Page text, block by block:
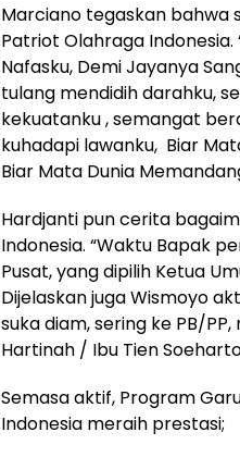
Marciano tegaskan bahwa
Patriot Olahraga
Nafasku, Demi Jayanya
tulang mendidih darahku,
kekuatanku , semangat
kuhadapi lawanku, Biar
Biar Mata Dunia
Hardjanti pun cerita
Indonesia. “Waktu Bapak
Pusat, yang dipilih Ketua
Dijelaskan juga Wismoyo
suka diam, sering ke PB/
Hartinah / Ibu Tien
Semasa aktif, Program
Indonesia meraih prestasi;